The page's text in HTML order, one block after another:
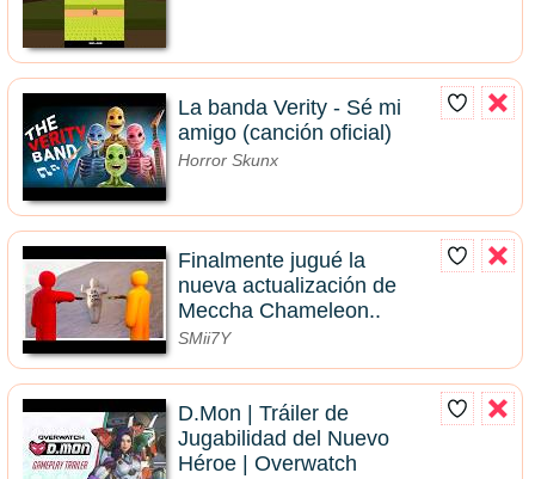
La banda Verity - Sé mi
amigo (canción oficial)
Horror Skunx
Finalmente jugué la
nueva actualización de
Meccha Chameleon..
SMii7Y
D.Mon | Tráiler de
Jugabilidad del Nuevo
Héroe | Overwatch